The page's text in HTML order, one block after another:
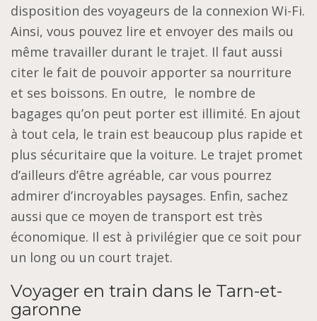
disposition des voyageurs de la connexion Wi-Fi.
Ainsi, vous pouvez lire et envoyer des mails ou
même travailler durant le trajet. Il faut aussi
citer le fait de pouvoir apporter sa nourriture
et ses boissons. En outre, le nombre de
bagages qu’on peut porter est illimité. En ajout
à tout cela, le train est beaucoup plus rapide et
plus sécuritaire que la voiture. Le trajet promet
d’ailleurs d’être agréable, car vous pourrez
admirer d’incroyables paysages. Enfin, sachez
aussi que ce moyen de transport est très
économique. Il est à privilégier que ce soit pour
un long ou un court trajet.
Voyager en train dans le Tarn-et-
garonne